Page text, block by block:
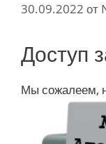
30.09.2022 от
Доступ
Мы сожалеем,